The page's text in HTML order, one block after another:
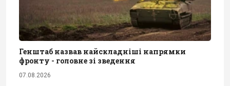
Генштаб назвав найскладніші напрямки
фронту - головне зі зведення
07.08.2026